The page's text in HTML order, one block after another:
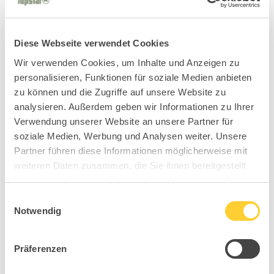
Diese Webseite verwendet Cookies
Wir verwenden Cookies, um Inhalte und Anzeigen zu
personalisieren, Funktionen für soziale Medien anbieten
zu können und die Zugriffe auf unsere Website zu
analysieren. Außerdem geben wir Informationen zu Ihrer
Verwendung unserer Website an unsere Partner für
soziale Medien, Werbung und Analysen weiter. Unsere
Partner führen diese Informationen möglicherweise mit
weiteren Daten zusammen, die Sie ihnen bereitgestellt
haben oder die sie im Rahmen Ihrer Nutzung der Dienste
Notwendig
Präferenzen